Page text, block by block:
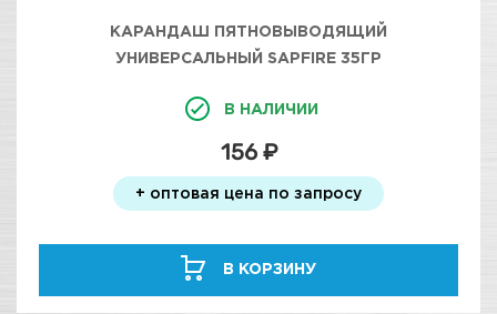
КАРАНДАШ ПЯТНОВЫВОДЯЩИЙ
УНИВЕРСАЛЬНЫЙ SAPFIRE 35ГР
В НАЛИЧИИ
156 ₽
+ оптовая цена по запросу
В КОРЗИНУ